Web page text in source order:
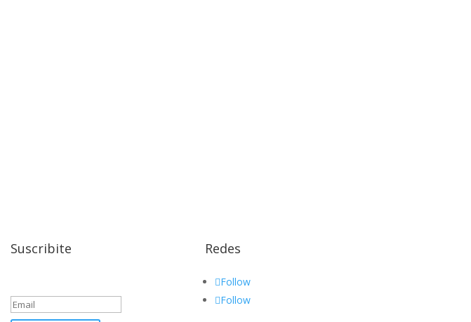
Suscribite Redes
Follow
Follow